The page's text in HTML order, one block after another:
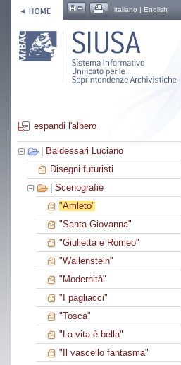
italiano | English
espandi l'albero
Baldessari Luciano
Disegni futuristi
Scenografie
"Amleto"
"Santa Giovanna"
"Giulietta e Romeo"
"Wallenstein"
"Modernità"
"I pagliacci"
"Tosca"
"La vita è bella"
"Il vascello fantasma"